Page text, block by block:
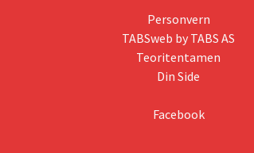
Personvern
TABSweb by TABS AS
Teoritentamen
Din Side
Facebook